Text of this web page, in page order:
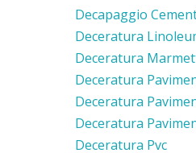
Decapaggio
Deceratura
Deceratura
Deceratura
Deceratura
Deceratura
Deceratura Pvc